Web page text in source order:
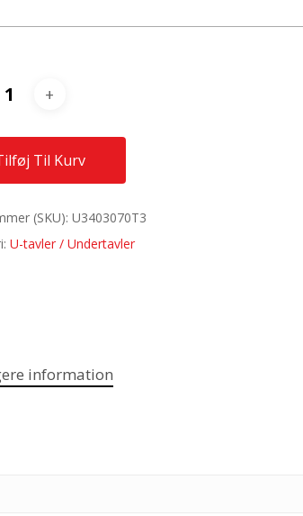
Til Kurv
(SKU): U3403070T3
U-tavler / Undertavler
information